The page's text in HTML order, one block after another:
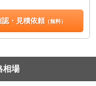
認・見積依頼（無料）
相場